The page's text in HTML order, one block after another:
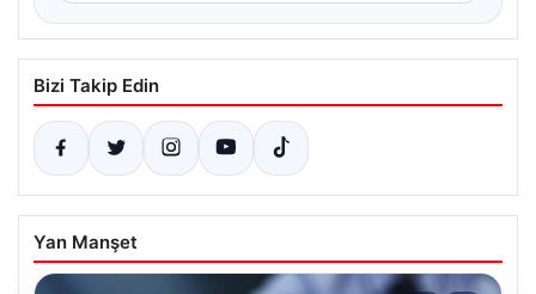
Bizi Takip Edin
Yan Manşet